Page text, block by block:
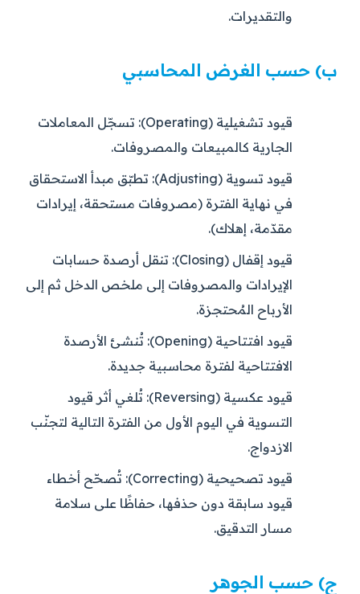
والتقديرات.
ب) حسب الغرض المحاسبي
قيود تشغيلية (Operating):
تسجّل المعاملات
الجارية كالمبيعات والمصروفات.
قيود تسوية (Adjusting):
تطبّق مبدأ الاستحقاق
في نهاية الفترة (مصروفات مستحقة، إيرادات
مقدّمة، إهلاك).
قيود إقفال (Closing):
تنقل أرصدة حسابات
الإيرادات والمصروفات إلى ملخص الدخل ثم إلى
الأرباح المُحتجزة.
قيود افتتاحية (Opening):
تُنشئ الأرصدة
الافتتاحية لفترة محاسبية جديدة.
قيود عكسية (Reversing):
تُلغي أثر قيود
التسوية في اليوم الأول من الفترة التالية لتجنّب
الازدواج.
قيود تصحيحية (Correcting):
تُصحّح أخطاء
قيود سابقة دون حذفها، حفاظًا على سلامة
مسار التدقيق.
ج) حسب الجوهر